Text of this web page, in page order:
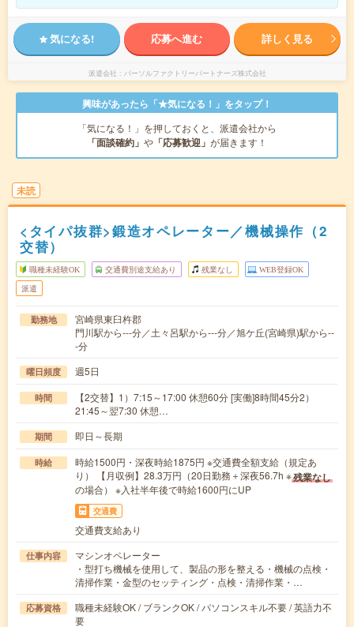
気になる! 応募へ進む 詳しく見る
派遣会社 パーソルファクトリーパートナーズ株式会社
興味があったら「★気になる！」をタップ！
「気になる！」を押しておくと、派遣会社から
「面談確約」 や 「応募歓迎」 が届きます！
未読
<タイパ抜群>鍛造オペレーター／機械操作（2
交替）
職種未経験OK 交通費別途支給あり 残業なし WEB登録OK
派遣
勤務地
宮崎県東臼杵郡
門川駅から---分／土々呂駅から---分／旭ケ丘(宮崎県)駅から--
-分
曜日頻度 週5日
時間
【2交替】1）7:15～17:00 休憩60分 [実働]8時間45分2）
21:45～翌7:30 休憩…
期間 即日～長期
時給
時給1500円・深夜時給1875円 ※交通費全額支給（規定あ
り） 【月収例】28.3万円（20日勤務＋深夜56.7h ※残業なし
の場合） ※入社半年後で時給1600円にUP
交通費
交通費支給あり
仕事内容
マシンオペレーター
・型打ち機械を使用して、製品の形を整える・機械の点検・
清掃作業・金型のセッティング・点検・清掃作業・…
応募資格
職種未経験OK / ブランクOK / パソコンスキル不要 / 英語力不
要